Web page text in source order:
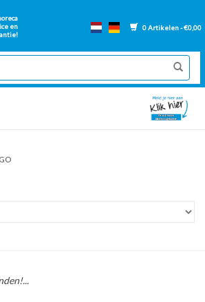
en
0 Artikelen - €0,00